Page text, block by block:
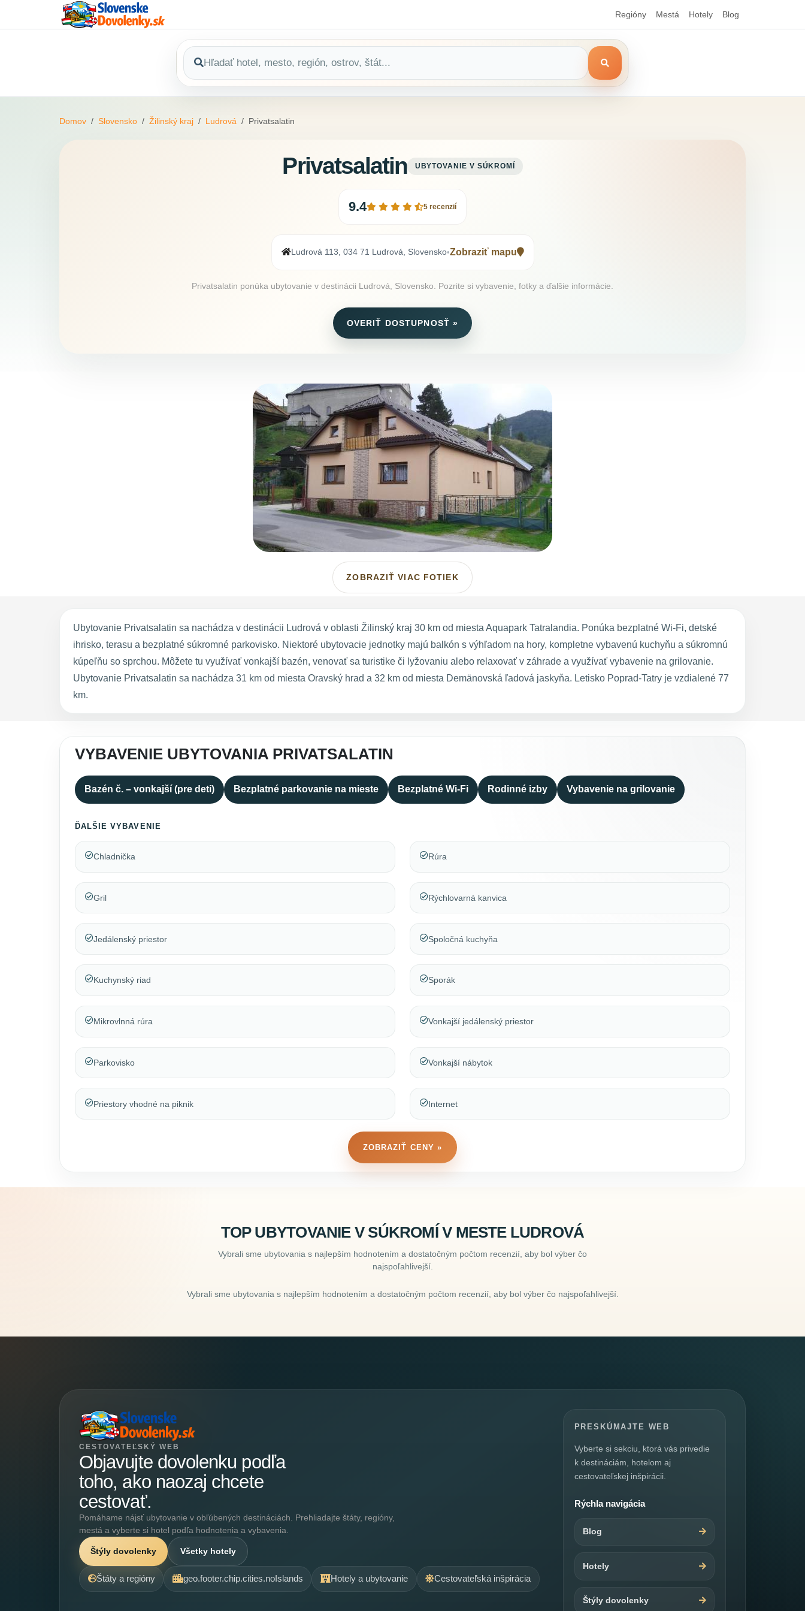
Regióny Mestá Hotely Blog
Domov Slovensko Žilinský kraj Ludrová Privatsalatin
Privatsalatin UBYTOVANIE V SÚKROMÍ
9.4 5 recenzií
Ludrová 113, 034 71 Ludrová, Slovensko•Zobraziť mapu
Privatsalatin ponúka ubytovanie v destinácii Ludrová, Slovensko. Pozrite si vybavenie, fotky a ďalšie informácie.
OVERIŤ DOSTUPNOSŤ »
ZOBRAZIŤ VIAC FOTIEK
Ubytovanie Privatsalatin sa nachádza v destinácii Ludrová v oblasti Žilinský kraj 30 km od miesta Aquapark Tatralandia. Ponúka bezplatné Wi-Fi, detské
ihrisko, terasu a bezplatné súkromné parkovisko. Niektoré ubytovacie jednotky majú balkón s výhľadom na hory, kompletne vybavenú kuchyňu a súkromnú
kúpeľňu so sprchou. Môžete tu využívať vonkajší bazén, venovať sa turistike či lyžovaniu alebo relaxovať v záhrade a využívať vybavenie na grilovanie.
Ubytovanie Privatsalatin sa nachádza 31 km od miesta Oravský hrad a 32 km od miesta Demänovská ľadová jaskyňa. Letisko Poprad-Tatry je vzdialené 77
km.
VYBAVENIE UBYTOVANIA PRIVATSALATIN
Bazén č. – vonkajší (pre deti) Bezplatné parkovanie na mieste Bezplatné Wi-Fi Rodinné izby Vybavenie na grilovanie
ĎALŠIE VYBAVENIE
Chladnička
Gril
Jedálenský priestor
Kuchynský riad
Mikrovlnná rúra
Parkovisko
Priestory vhodné na piknik
Rúra
Rýchlovarná kanvica
Spoločná kuchyňa
Sporák
Vonkajší jedálenský priestor
Vonkajší nábytok
Internet
ZOBRAZIŤ CENY »
TOP UBYTOVANIE V SÚKROMÍ V MESTE LUDROVÁ
Vybrali sme ubytovania s najlepším hodnotením a dostatočným počtom recenzií, aby bol výber čo
najspoľahlivejší.
Vybrali sme ubytovania s najlepším hodnotením a dostatočným počtom recenzií, aby bol výber čo najspoľahlivejší.
CESTOVATEĽSKÝ WEB
Objavujte dovolenku podľa
toho, ako naozaj chcete
cestovať.
Pomáhame nájsť ubytovanie v obľúbených destináciách. Prehliadajte štáty, regióny,
mestá a vyberte si hotel podľa hodnotenia a vybavenia.
Štýly dovolenky Všetky hotely
Štáty a regióny geo.footer.chip.cities.noIslands Hotely a ubytovanie Cestovateľská inšpirácia
PRESKÚMAJTE WEB
Vyberte si sekciu, ktorá vás privedie
k destináciám, hotelom aj
cestovateľskej inšpirácii.
Rýchla navigácia
Blog
Hotely
Štýly dovolenky